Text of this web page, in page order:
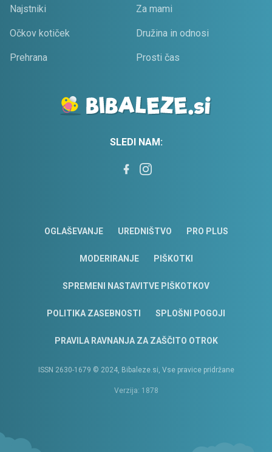
Najstniki Za mami
Očkov kotiček Družina in odnosi
Prehrana Prosti čas
SLEDI NAM:
OGLAŠEVANJE UREDNIŠTVO PRO PLUS
MODERIRANJE PIŠKOTKI
SPREMENI NASTAVITVE PIŠKOTKOV
POLITIKA ZASEBNOSTI SPLOŠNI POGOJI
PRAVILA RAVNANJA ZA ZAŠČITO OTROK
ISSN 2630-1679 © 2024, Bibaleze.si, Vse pravice pridržane
Verzija: 1878